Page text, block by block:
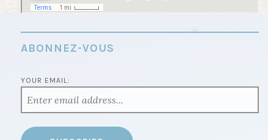
ABONNEZ-VOUS
YOUR EMAIL: